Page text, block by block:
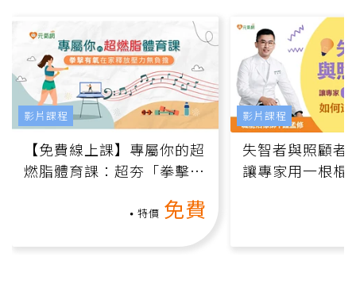
【免費線上課】專屬你的超
燃脂體育課：超夯「拳擊有
特價 免費
影片課程
失智者與照顧者
讓專家用一根棍
影片課程